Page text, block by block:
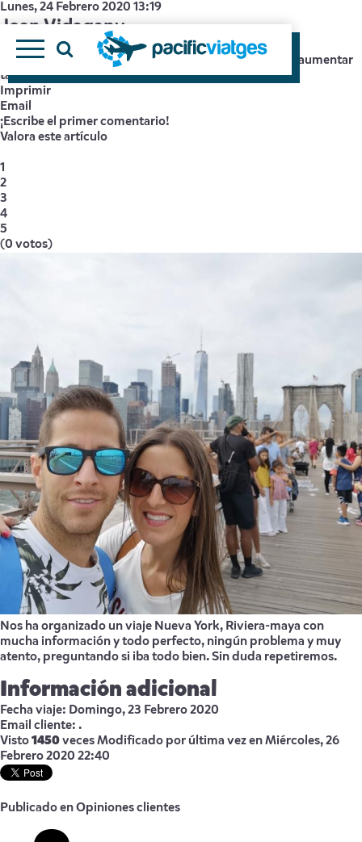
Lunes, 24 Febrero 2020 13:19
Joan Vidagany
Escrito porSuper User
tamaño de la fuentedisminuir el tamaño de la fuente
aumentar
tamaño de la fuente
Imprimir
Email
¡Escribe el primer comentario!
Valora este artículo
1
2
3
4
5
(0 votos)
Nos ha organizado un viaje Nueva York, Riviera-maya con
mucha información y todo perfecto, ningún problema y muy
atento, preguntando si iba todo bien. Sin duda repetiremos.
Información adicional
Fecha viaje: Domingo, 23 Febrero 2020
Email cliente: .
Visto1450vecesModificado por última vez en Miércoles, 26
Febrero 2020 22:40
Publicado enOpiniones clientes